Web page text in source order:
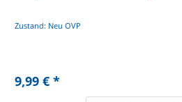
Zustand: Neu OVP
9,99 € *